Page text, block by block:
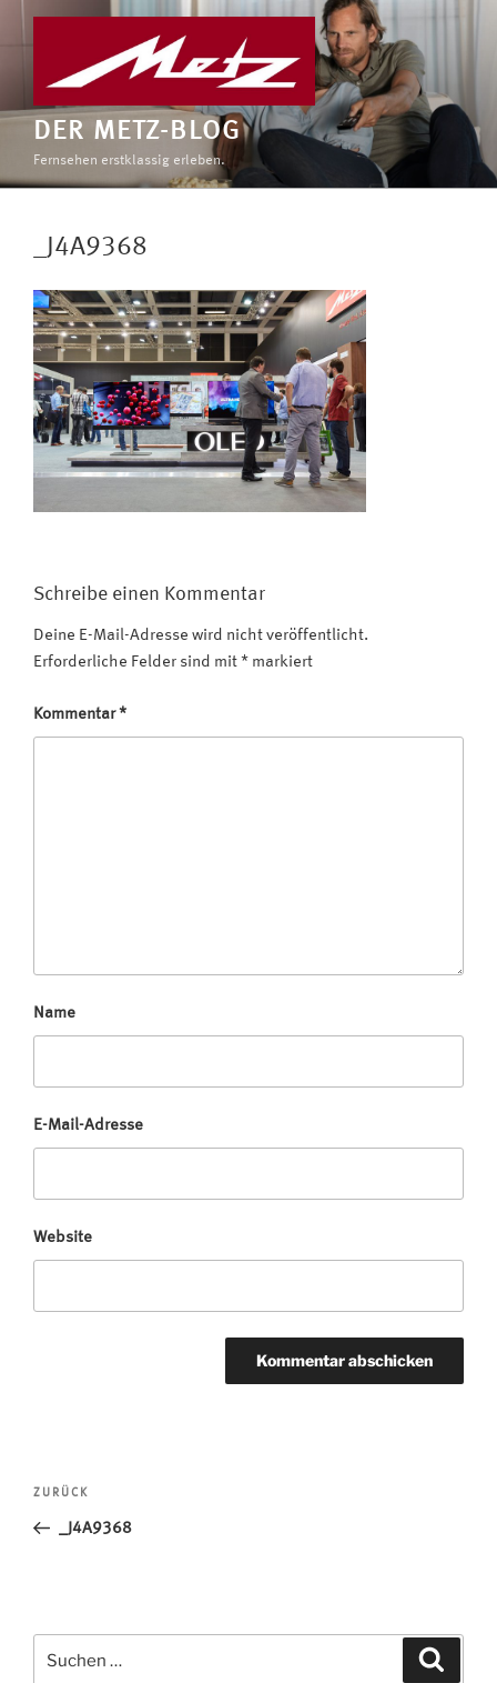
DER METZ-BLOG
Fernsehen erstklassig erleben.
_J4A9368
Schreibe einen Kommentar
Deine E-Mail-Adresse wird nicht veröffentlicht.
Erforderliche Felder sind mit * markiert
Kommentar*
Name
E-Mail-Adresse
Website
Beitragsnavigation
Vorheriger
Beitrag
ZURÜCK
_J4A9368
nach: